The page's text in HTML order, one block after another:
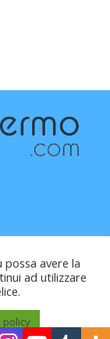
(PU) -
aut.
2010
possa avere la
ad utilizzare
policy